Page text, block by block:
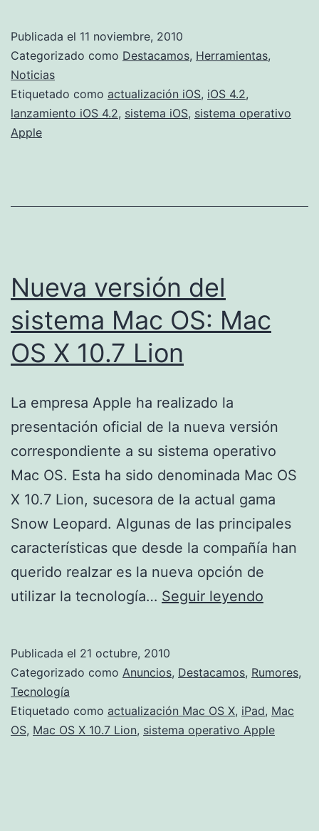
iOS
disponible
Publicada el 11 noviembre, 2010
Categorizado como Destacamos, Herramientas,
Noticias
Etiquetado como actualización iOS, iOS 4.2,
lanzamiento iOS 4.2, sistema iOS, sistema operativo
Apple
Nueva versión del
sistema Mac OS: Mac
OS X 10.7 Lion
La empresa Apple ha realizado la
presentación oficial de la nueva versión
correspondiente a su sistema operativo
Mac OS. Esta ha sido denominada Mac OS
X 10.7 Lion, sucesora de la actual gama
Snow Leopard. Algunas de las principales
características que desde la compañía han
querido realzar es la nueva opción de
utilizar la tecnología… Seguir leyendo
sistema
OS:
Mac
Publicada el 21 octubre, 2010
Categorizado como Anuncios, Destacamos, Rumores,
Tecnología
Etiquetado como actualización Mac OS X, iPad, Mac
OS, Mac OS X 10.7 Lion, sistema operativo Apple